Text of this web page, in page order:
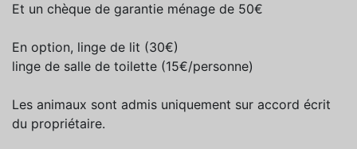
Et un chèque de garantie ménage de 50€
En option, linge de lit (30€)
linge de salle de toilette (15€/personne)
Les animaux sont admis uniquement sur accord écrit
du propriétaire.